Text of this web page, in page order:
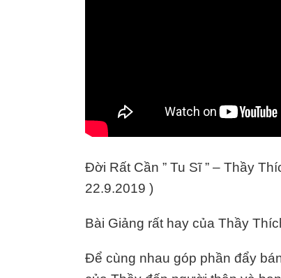
Đời Rất Cần ” Tu Sĩ ” – Thầy
22.9.2019 )
Bài Giảng rất hay của Thầy
Để cùng nhau góp phần đẩy